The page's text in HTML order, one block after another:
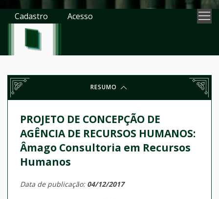
Cadastro Acesso
RESUMO
PROJETO DE CONCEPÇÃO DE
AGÊNCIA DE RECURSOS HUMANOS:
Âmago Consultoria em Recursos
Humanos
Data de publicação: 04/12/2017